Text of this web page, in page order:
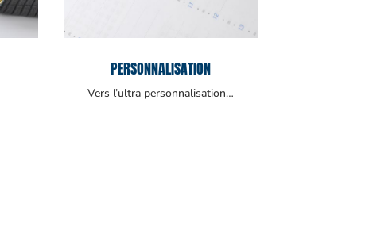
PERSONNALISATION
Vers l’ultra personnalisation…